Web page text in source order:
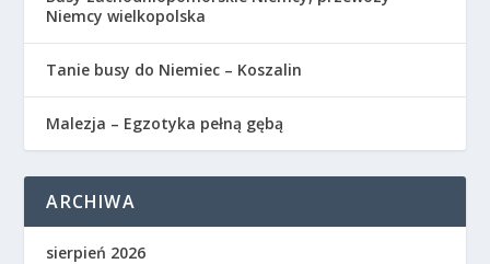
Niemcy wielkopolska
Tanie busy do Niemiec – Koszalin
Malezja – Egzotyka pełną gębą
ARCHIWA
sierpień 2026